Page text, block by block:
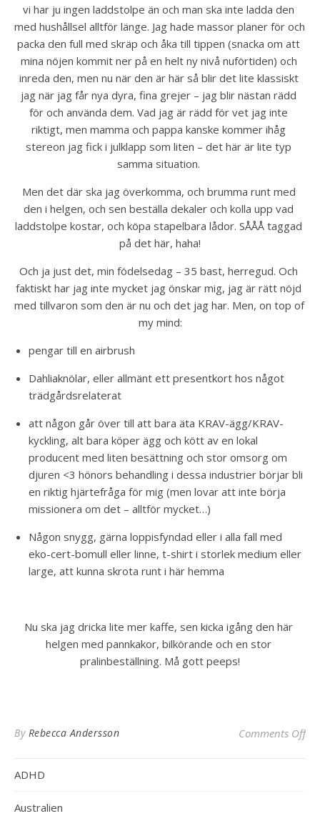
vi har ju ingen laddstolpe än och man ska inte ladda den
med hushållsel alltför länge. Jag hade massor planer för och
packa den full med skräp och åka till tippen (snacka om att
mina nöjen kommit ner på en helt ny nivå nuförtiden) och
inreda den, men nu när den är här så blir det lite klassiskt
jag när jag får nya dyra, fina grejer – jag blir nästan rädd
för och använda dem. Vad jag är rädd för vet jag inte
riktigt, men mamma och pappa kanske kommer ihåg
stereon jag fick i julklapp som liten – det här är lite typ
samma situation.
Men det där ska jag överkomma, och brumma runt med
den i helgen, och sen beställa dekaler och kolla upp vad
laddstolpe kostar, och köpa stapelbara lådor. SÅÅÅ taggad
på det här, haha!
Och ja just det, min födelsedag – 35 bast, herregud. Och
faktiskt har jag inte mycket jag önskar mig, jag är rätt nöjd
med tillvaron som den är nu och det jag har. Men, on top of
my mind:
pengar till en airbrush
Dahliaknölar, eller allmänt ett presentkort hos något
trädgårdsrelaterat
att någon går över till att bara äta KRAV-ägg/KRAV-
kyckling, alt bara köper ägg och kött av en lokal
producent med liten besättning och stor omsorg om
djuren <3 hönors behandling i dessa industrier börjar bli
en riktig hjärtefråga för mig (men lovar att inte börja
missionera om det – alltför mycket…)
Någon snygg, gärna loppisfyndad eller i alla fall med
eko-cert-bomull eller linne, t-shirt i storlek medium eller
large, att kunna skrota runt i här hemma
Nu ska jag dricka lite mer kaffe, sen kicka igång den här
helgen med pannkakor, bilkörande och en stor
pralinbeställning. Må gott peeps!
By Rebecca Andersson Comments Offon
ADHD
Australien